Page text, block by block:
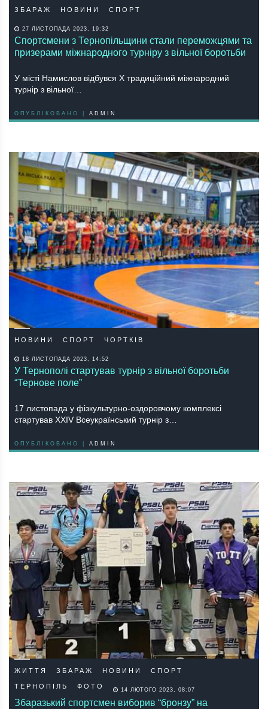
ЗБАРАЖ НОВИНИ СПОРТ
27 ЛИСТОПАДА 2023, 19:32
Спортсмени з Тернопільщини стали переможцями та
призерами міжнародного турніру з вільної боротьби
У місті Намислов відбувся Х традиційний міжнародний
турнір з вільної…
ОПУБЛІКОВАНО | ADMIN
НОВИНИ СПОРТ ЧОРТКІВ
18 ЛИСТОПАДА 2023, 14:52
У Тернополі стартував турнір з вільної боротьби
“Тернове поле”
17 листопада у фізкультурно-оздоровчому комплексі
стартував ХХІV Всеукраїнський турнір з…
ОПУБЛІКОВАНО | ADMIN
ЖИТТЯ ЗБАРАЖ НОВИНИ СПОРТ
ТЕРНОПІЛЬ ФОТО 14 ЛЮТОГО 2023, 08:07
Збаразький спортсмен виборив “бронзу” на